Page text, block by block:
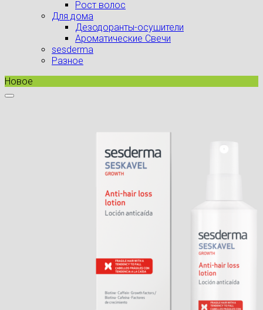
Рост волос
Для дома
Дезодоранты-осушители
Ароматические Свечи
sesderma
Разное
Новое